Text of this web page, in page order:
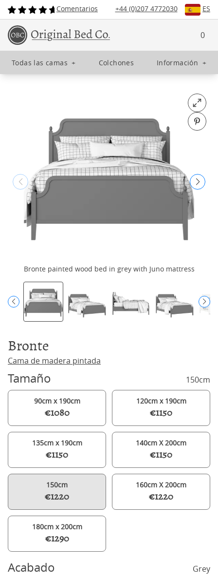
Comentarios +44 (0)207 4772030 ES
0
Todas las camas + Colchones Información +
Open
Pin
Bronte painted wood bed in grey with Juno mattress
Bronte
Cama de madera pintada
Tamaño 150cm
90cm x 190cm
€1080
120cm x 190cm
€1150
135cm x 190cm
€1150
140cm X 200cm
€1150
150cm
€1220
160cm X 200cm
€1220
180cm x 200cm
€1290
Acabado
Grey